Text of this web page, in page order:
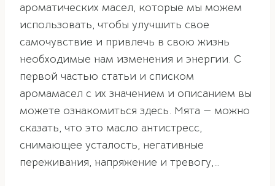
ароматических масел, которые мы можем
использовать, чтобы улучшить свое
самочувствие и привлечь в свою жизнь
необходимые нам изменения и энергии. С
первой частью статьи и списком
аромамасел с их значением и описанием вы
можете ознакомиться здесь. Мята — можно
сказать, что это масло антистресс,
снимающее усталость, негативные
переживания, напряжение и тревогу,…